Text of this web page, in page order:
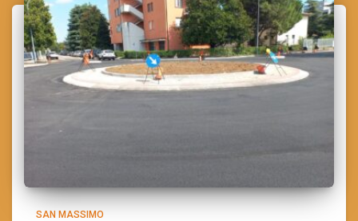
SAN MASSIMO